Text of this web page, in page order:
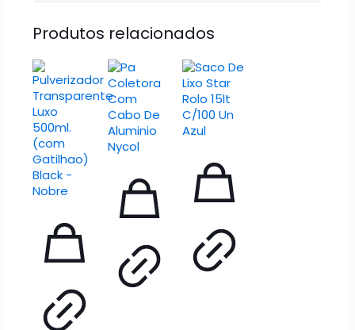
Produtos relacionados